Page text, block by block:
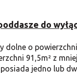
do
o
91,5m² z
jedno lub